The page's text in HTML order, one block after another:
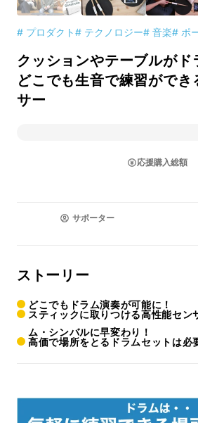
# プロダクト# テクノロジー# 音楽# ポ
クッションやテーブルがド
どこでも生音で練習ができ
サー
応援購入総額
サポーター
ストーリー
どこでもドラム演奏が可能に！
スティックに取りつける高性能セン
ム・シンバルに早変わり！
高価で場所をとるドラムセットは必